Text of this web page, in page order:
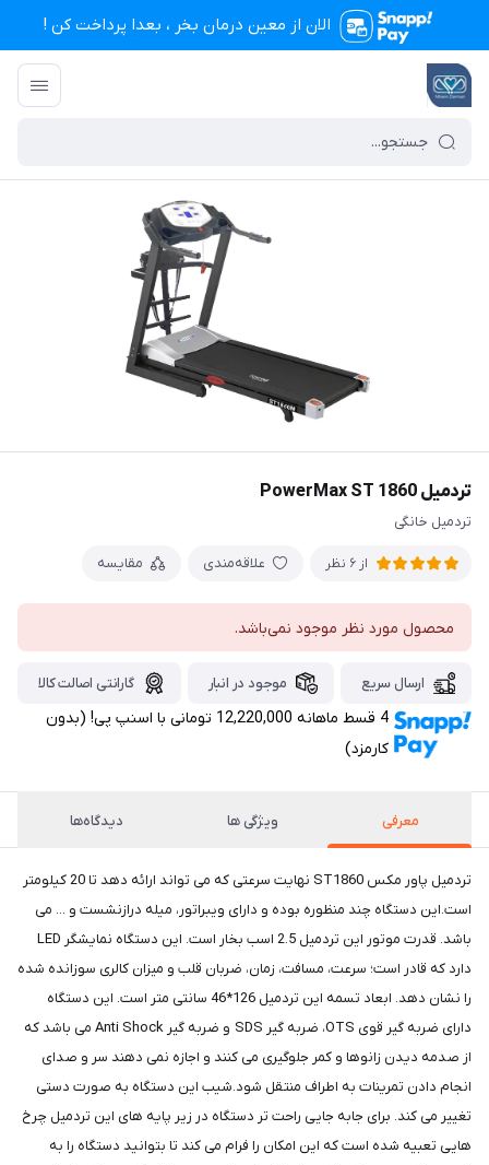
الان از معین درمان بخر ، بعدا پرداخت کن !
تجهیزات پزشکی معین درمان
تردمیل PowerMax ST 1860
تردمیل خانگی
از 6 نظر علاقه‌مندی مقایسه
محصول مورد نظر موجود نمی‌باشد.
ارسال سریع موجود در انبار گارانتی اصالت کالا
4 قسط ماهانه 12,220,000 تومانی با اسنپ ‌پی! (بدون
کارمزد)
معرفی ویژگی ها دیدگاه‌ها
تردمیل پاور مکس ST1860 نهایت سرعتی که می تواند ارائه دهد تا 20 کیلومتر
است.این دستگاه چند منظوره بوده و دارای ویبراتور، میله درازنشست و ... می
باشد. قدرت موتور این تردمیل 2.5 اسب بخار است. این دستگاه نمایشگر LED
دارد که قادر است؛ سرعت، مسافت، زمان، ضربان قلب و میزان کالری سوزانده شده
را نشان دهد. ابعاد تسمه این تردمیل 126*46 سانتی متر است. این دستگاه
دارای ضربه گیر قوی OTS، ضربه گیر SDS و ضربه گیر Anti Shock می باشد که
از صدمه دیدن زانوها و کمر جلوگیری می کنند و اجازه نمی دهند سر و صدای
انجام دادن تمرینات به اطراف منتقل شود.شیب این دستگاه به صورت دستی
تغییر می کند. برای جابه جایی راحت تر دستگاه در زیر پایه های این تردمیل چرخ
هایی تعبیه شده است که این امکان را فرام می کند تا بتوانید دستگاه را به